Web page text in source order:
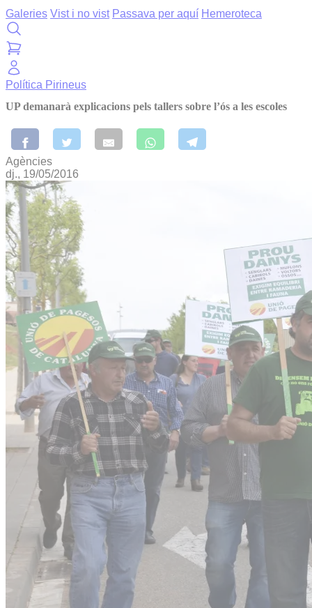
Galeries Vist i no vist Passava per aquí Hemeroteca
Política Pirineus
UP demanarà explicacions pels tallers sobre l’ós a les escoles
Agències
dj., 19/05/2016